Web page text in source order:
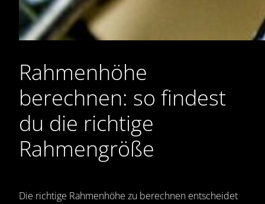
Rahmenhöhe
berechnen: so findest
du die richtige
Rahmengröße
Die richtige Rahmenhöhe zu berechnen entscheidet